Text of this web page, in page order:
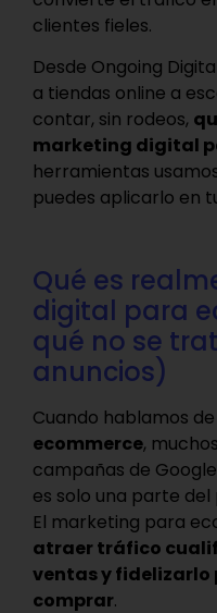
clientes fieles.
Desde Ongoing
a tiendas online a
contar, sin rodeos,
marketing digital
herramientas
puedes aplicarlo en
Qué es
digital para
qué no se
anuncios)
Cuando hablamos de
ecommerce,
campañas de
es solo una parte del
El marketing para
atraer tráfico
ventas y fidelizarlo
comprar.